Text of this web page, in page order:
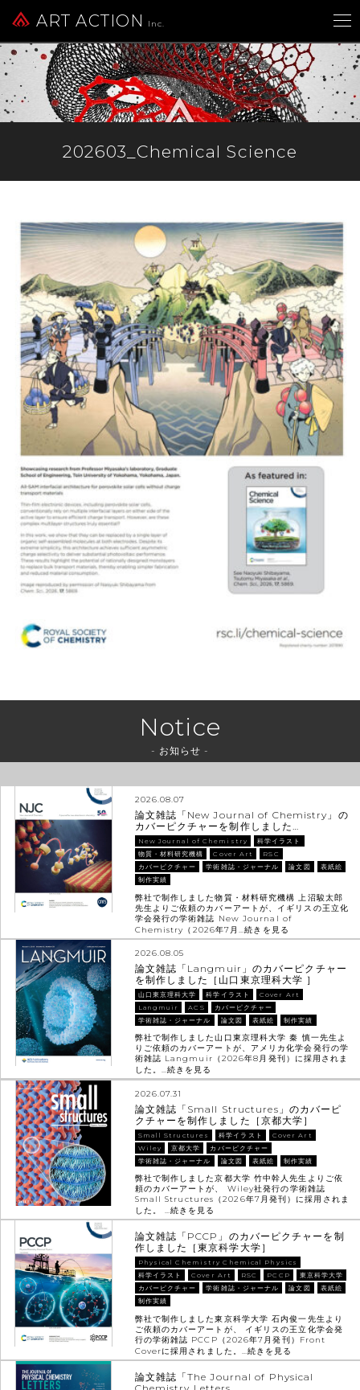
ART ACTION Inc.
202603_Chemical Science
Notice
- お知らせ -
2026.08.07
論文雑誌「New Journal of Chemistry」の
カバーピクチャーを制作しました…
New Journal of Chemistry
科学イラスト
物質・材料研究機構
Cover Art
RSC
カバーピクチャー
学術雑誌・ジャーナル 論文図
表紙絵
制作実績
弊社で制作しました物質・材料研究機構 上沼駿太郎
先生よりご依頼のカバーアートが、イギリスの王立化
学会発行の学術雑誌 New Journal of
Chemistry（2026年7月…続きを見る
2026.08.05
論文雑誌「Langmuir」のカバーピクチャー
を制作しました［山口東京理科大学 ］
山口東京理科大学 科学イラスト
Cover Art
Langmuir
ACS
カバーピクチャー
学術雑誌・ジャーナル
論文図 表紙絵 制作実績
弊社で制作しました山口東京理科大学 秦 慎一先生よ
りご依頼のカバーアートが、アメリカ化学会発行の学
術雑誌 Langmuir（2026年8月発刊）に採用されま
した。…続きを見る
2026.07.31
論文雑誌「Small Structures」のカバーピ
クチャーを制作しました［京都大学］
Small Structures 科学イラスト
Cover Art
Wiley
京都大学
カバーピクチャー
学術雑誌・ジャーナル
論文図 表紙絵 制作実績
弊社で制作しました京都大学 竹中幹人先生よりご依
頼のカバーアートが、 Wiley社発行の学術雑誌
Small Structures（2026年7月発刊）に採用されま
した。 …続きを見る
論文雑誌「PCCP」のカバーピクチャーを制
作しました［東京科学大学］
Physical Chemistry Chemical Physics
科学イラスト
Cover Art RSC PCCP
東京科学大学
カバーピクチャー
学術雑誌・ジャーナル 論文図
表紙絵
制作実績
弊社で制作しました東京科学大学 石内俊一先生より
ご依頼のカバーアートが、 イギリスの王立化学会発
行の学術雑誌 PCCP（2026年7月発刊）Front
Coverに採用されました。…続きを見る
論文雑誌「The Journal of Physical